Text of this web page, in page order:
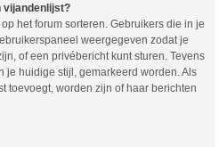
vijandenlijst?
het forum sorteren. Gebruikers die in je
weergegeven zodat je
of een privébericht kunt sturen. Tevens
je huidige stijl, gemarkeerd worden. Als
toevoegt, worden zijn of haar berichten